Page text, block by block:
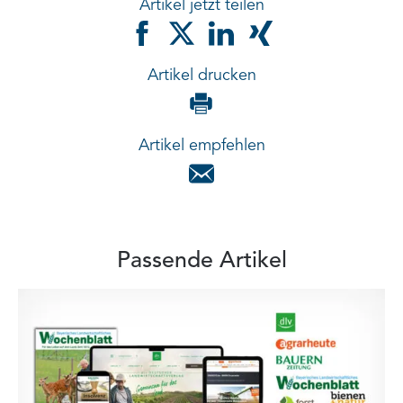
Artikel jetzt teilen
Artikel drucken
Artikel empfehlen
Passende Artikel